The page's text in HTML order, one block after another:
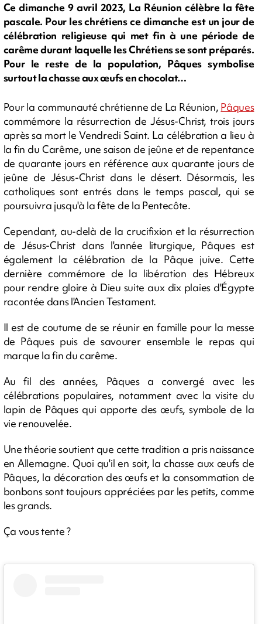
Ce dimanche 9 avril 2023, La Réunion célèbre la fête
pascale. Pour les chrétiens ce dimanche est un jour de
célébration religieuse qui met fin à une période de
carême durant laquelle les Chrétiens se sont préparés.
Pour le reste de la population, Pâques symbolise
surtout la chasse aux œufs en chocolat…
Pour la communauté chrétienne de La Réunion, Pâques
commémore la résurrection de Jésus-Christ, trois jours
après sa mort le Vendredi Saint. La célébration a lieu à
la fin du Carême, une saison de jeûne et de repentance
de quarante jours en référence aux quarante jours de
jeûne de Jésus-Christ dans le désert. Désormais, les
catholiques sont entrés dans le temps pascal, qui se
poursuivra jusqu'à la fête de la Pentecôte.
Cependant, au-delà de la crucifixion et la résurrection
de Jésus-Christ dans l'année liturgique, Pâques est
également la célébration de la Pâque juive. Cette
dernière commémore de la libération des Hébreux
pour rendre gloire à Dieu suite aux dix plaies d'Égypte
racontée dans l'Ancien Testament.
Il est de coutume de se réunir en famille pour la messe
de Pâques puis de savourer ensemble le repas qui
marque la fin du carême.
Au fil des années, Pâques a convergé avec les
célébrations populaires, notamment avec la visite du
lapin de Pâques qui apporte des œufs, symbole de la
vie renouvelée.
Une théorie soutient que cette tradition a pris naissance
en Allemagne. Quoi qu'il en soit, la chasse aux œufs de
Pâques, la décoration des œufs et la consommation de
bonbons sont toujours appréciées par les petits, comme
les grands.
Ça vous tente ?